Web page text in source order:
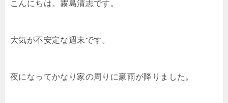
こんにちは。霧島清志です。
大気が不安定な週末です。
夜になってかなり家の周りに豪雨が降りました。